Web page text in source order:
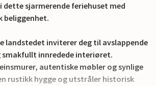
dette sjarmerende feriehuset med
beliggenhet.
landstedet inviterer deg til avslappende
smakfullt innredede interiøret.
autentiske møbler og synlige
rustikk hygge og utstråler historisk